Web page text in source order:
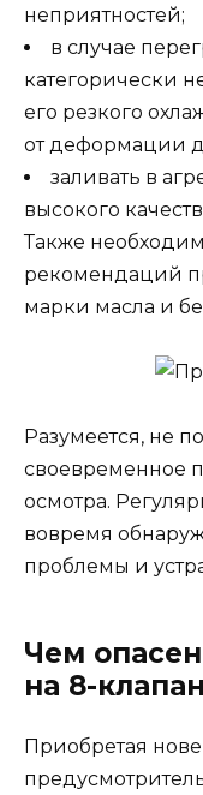
неприятностей;
в случае
категорически
его резкого
от деформации
заливать в
высокого
Также
рекомендаций
марки масла и
Разумеется, не
своевременное
осмотра.
вовремя
проблемы и
Чем
на 8-
Приобретая